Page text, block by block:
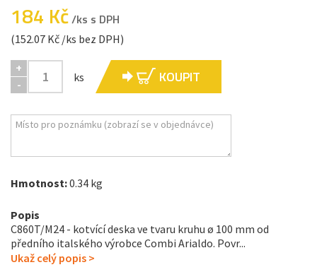
184 Kč/ks s DPH
(152.07 Kč /ks bez DPH)
+
-
ks KOUPIT
Hmotnost:0.34 kg
Popis
C860T/M24 - kotvící deska ve tvaru kruhu ø 100 mm od
předního italského výrobce Combi Arialdo. Povr...
Ukaž celý popis >